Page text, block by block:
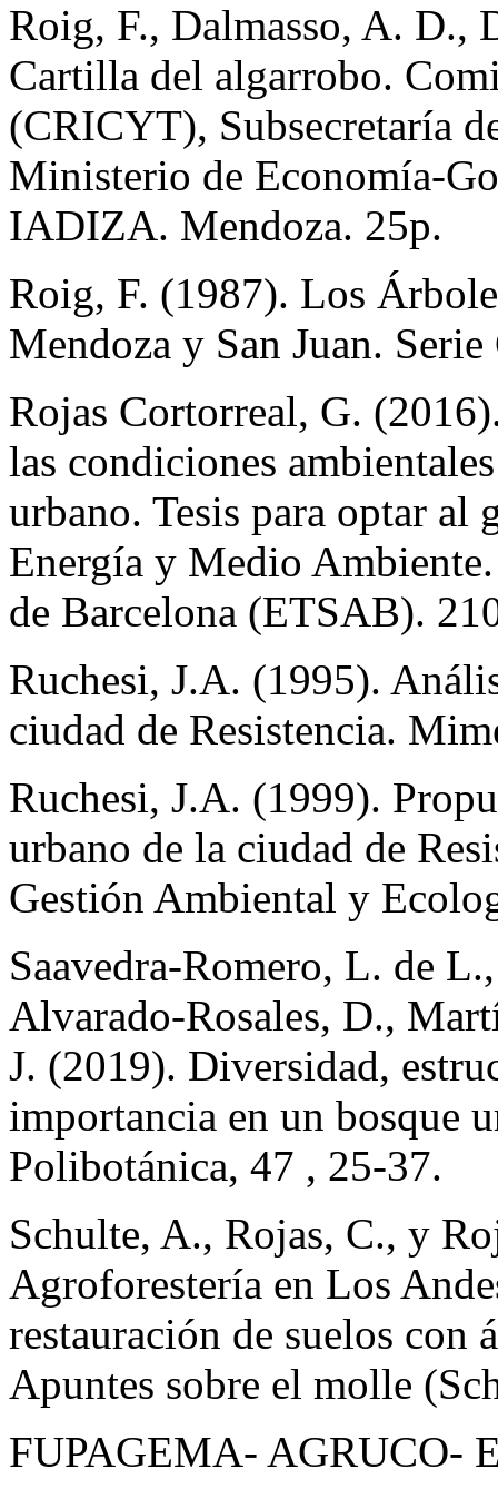
Roig, F., Dalmasso, A. D.,
Cartilla del algarrobo.
(CRICYT), Subsecretaría
Ministerio de Economía-
IADIZA. Mendoza. 25p.
Roig, F. (1987). Los
Mendoza y San Juan.
Rojas Cortorreal, G.
las condiciones
urbano. Tesis para optar al
Energía y Medio
de Barcelona (ETSAB).
Ruchesi, J.A. (1995).
ciudad de Resistencia.
Ruchesi, J.A. (1999).
urbano de la ciudad de
Gestión Ambiental y
Saavedra-Romero, L. de
Alvarado-Rosales, D.,
J. (2019). Diversidad,
importancia en un bosque
Polibotánica, 47 , 25-37.
Schulte, A., Rojas, C., y
Agroforestería en Los
restauración de suelos con
Apuntes sobre el molle
FUPAGEMA- AGRUCO-